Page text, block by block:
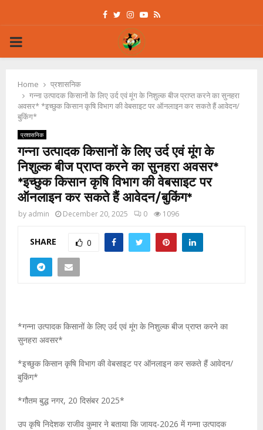
Facebook
Twitter
Instagram
Youtube
Rss
PRIMARY
Home
प्रशासनिक
गन्ना उत्पादक किसानों के लिए उर्द एवं मूंग के निशुल्क बीज प्राप्त करने का सुनहरा
अवसर* *इच्छुक किसान कृषि विभाग की वेबसाइट पर ऑनलाइन कर सकते हैं आवेदन/
बुकिंग*
प्रशासनिक
गन्ना उत्पादक किसानों के लिए उर्द एवं मूंग के
निशुल्क बीज प्राप्त करने का सुनहरा अवसर*
*इच्छुक किसान कृषि विभाग की वेबसाइट पर
ऑनलाइन कर सकते हैं आवेदन/बुकिंग*
by admin December 20, 2025 0 1096
SHARE 0
*गन्ना उत्पादक किसानों के लिए उर्द एवं मूंग के निशुल्क बीज प्राप्त करने का
सुनहरा अवसर*
*इच्छुक किसान कृषि विभाग की वेबसाइट पर ऑनलाइन कर सकते हैं आवेदन/
बुकिंग*
*गौतम बुद्ध नगर, 20 दिसंबर 2025*
उप कृषि निदेशक राजीव कुमार ने बताया कि जायद-2026 में गन्ना उत्पादक